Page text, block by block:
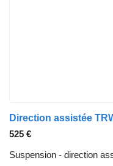
525 €
Suspension - direction